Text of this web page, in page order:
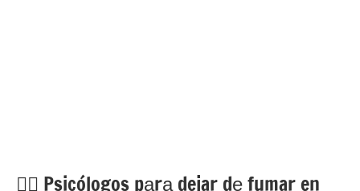
💁‍♂️ Psicólogos pаrа dejar dе fumar en